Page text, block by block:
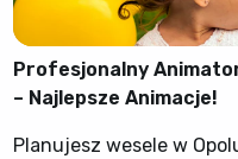
Profesjonalny
– Najlepsze Animacje!
Planujesz wesele w